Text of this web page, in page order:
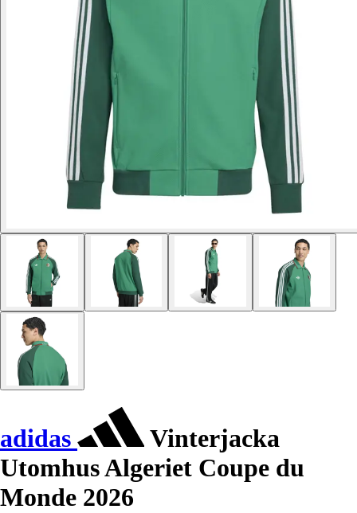
adidas
Vinterjacka
Utomhus Algeriet Coupe du
Monde 2026